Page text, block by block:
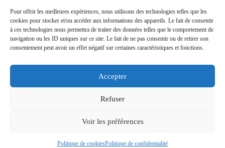
Pour offrir les meilleures expériences, nous utilisons des technologies telles que les
cookies pour stocker et/ou accéder aux informations des appareils. Le fait de consentir
à ces technologies nous permettra de traiter des données telles que le comportement de
navigation ou les ID uniques sur ce site. Le fait de ne pas consentir ou de retirer son
consentement peut avoir un effet négatif sur certaines caractéristiques et fonctions.
Accepter
Refuser
Voir les préférences
Politique de cookiesPolitique de confidentialité
Nord– Tous droits réservés
Propulsé par WP – Réalisé avec the Thème Customizr